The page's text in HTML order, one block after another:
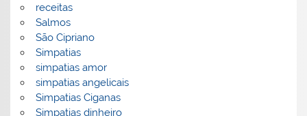
receitas
Salmos
São Cipriano
Simpatias
simpatias amor
simpatias angelicais
Simpatias Ciganas
Simpatias dinheiro